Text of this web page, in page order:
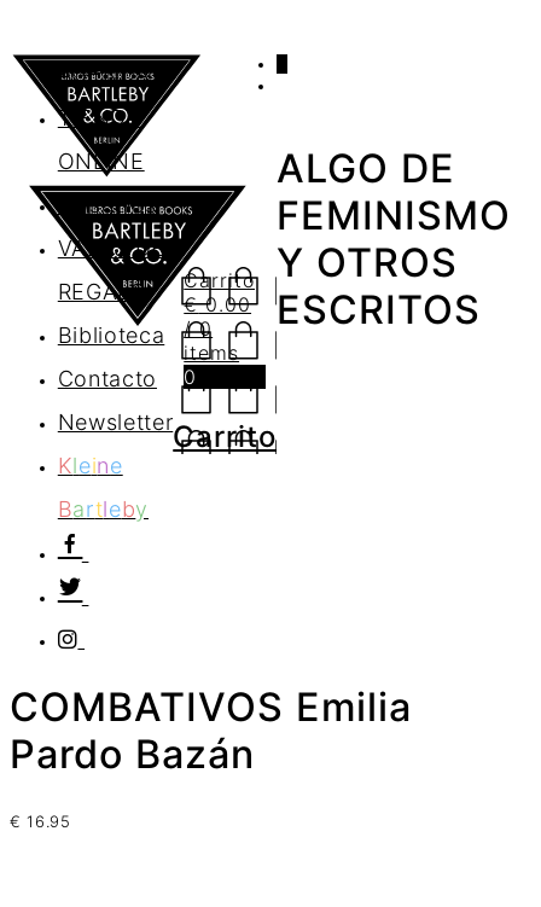
AGENDA
TIENDA
ONLINE
Nosotros
VALES DE
REGALO
Biblioteca
Contacto
Newsletter
Kleine
Bartleby
Carrito
€0.00
/ 0
items
0
Carrito
ALGO DE
FEMINISMO
Y OTROS
ESCRITOS
COMBATIVOS Emilia
Pardo Bazán
€ 16.95